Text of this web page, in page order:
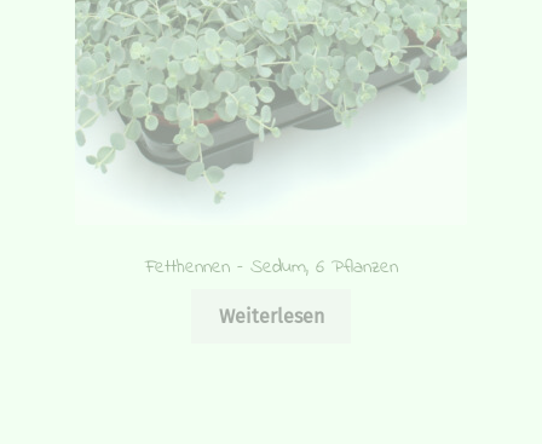
Fetthennen – Sedum, 6 Pflanzen
Weiterlesen